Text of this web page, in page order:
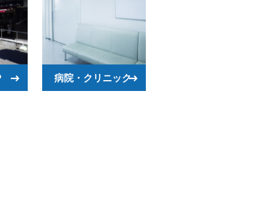
病院・クリニック